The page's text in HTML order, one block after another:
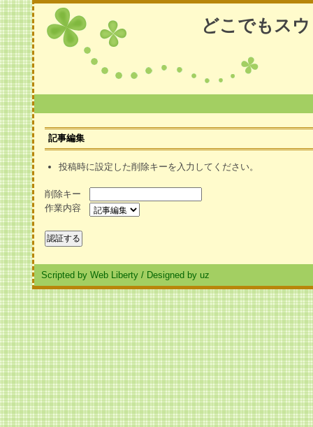
どこでもス
記事編集
投稿時に設定した削除キーを入力してください。
削除キー
作業内容
Scripted by Web Liberty / Designed by uz